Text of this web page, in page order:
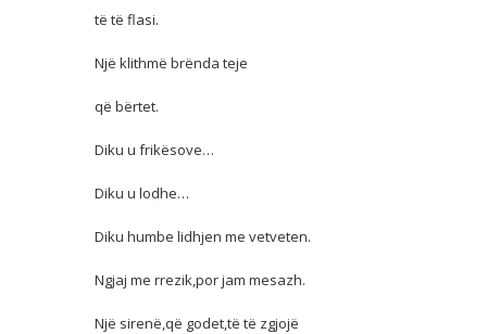
të të flasi.
Një klithmë brënda teje
që bërtet.
Diku u frikësove…
Diku u lodhe…
Diku humbe lidhjen me vetveten.
Ngjaj me rrezik,por jam mesazh.
Një sirenë,që godet,të të zgjojë